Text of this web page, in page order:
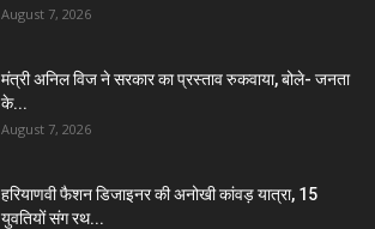
August 7, 2026
मंत्री अनिल विज ने सरकार का प्रस्ताव रुकवाया, बोले- जनता
के...
August 7, 2026
हरियाणवी फैशन डिजाइनर की अनोखी कांवड़ यात्रा, 15
युवतियों संग रथ...